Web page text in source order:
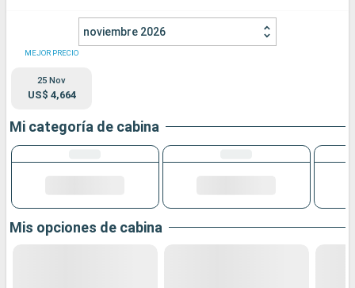
noviembre 2026
MEJOR PRECIO
25 Nov
US$ 4,664
Mi categoría de cabina
Mis opciones de cabina
Puertos Compañías